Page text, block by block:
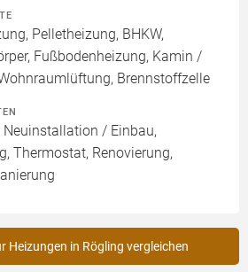
Pelletheizung, BHKW,
Fußbodenheizung, Kamin /
Brennstoffzelle
Neuinstallation / Einbau,
Thermostat, Renovierung,
Heizungen in Rögling vergleichen